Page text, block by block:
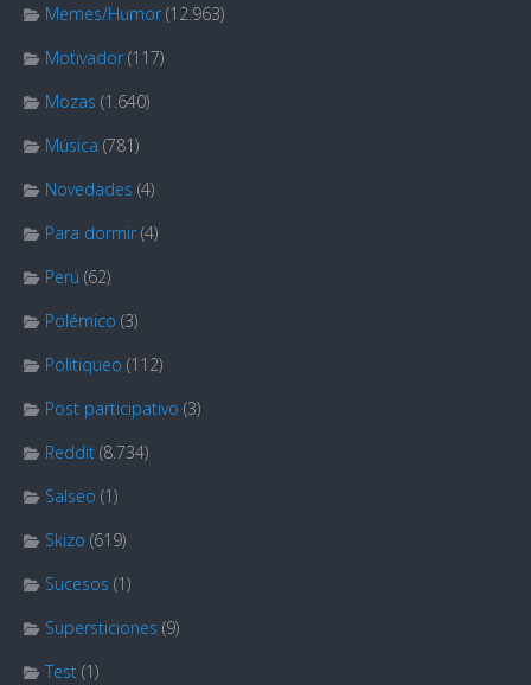
Memes/Humor (12.963)
Motivador (117)
Mozas (1.640)
Música (781)
Novedades (4)
Para dormir (4)
Perú (62)
Polémico (3)
Politiqueo (112)
Post participativo (3)
Reddit (8.734)
Salseo (1)
Skizo (619)
Sucesos (1)
Supersticiones (9)
Test (1)